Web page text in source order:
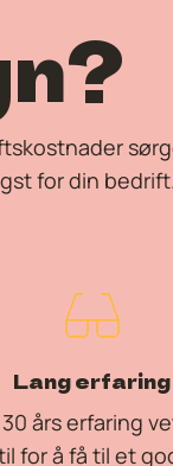
for din bedrift.
Lang erfaring
års erfaring
for å få til et